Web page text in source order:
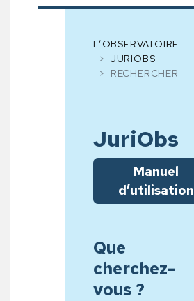
L’OBSERVATOIRE
JURIOBS
RECHERCHER
JuriObs
Manuel
d’utilisation
Que
cherchez-
vous ?